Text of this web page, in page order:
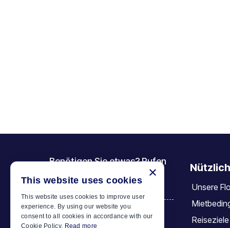
Benötigen Sie etwas? Rufen
Sie uns an
+30 6944 833 391
Car Motor Plan
Unsere
Reiseziele
×
This website uses cookies
This website uses cookies to improve user
experience. By using our website you
consent to all cookies in accordance with our
Cookie Policy. Read more